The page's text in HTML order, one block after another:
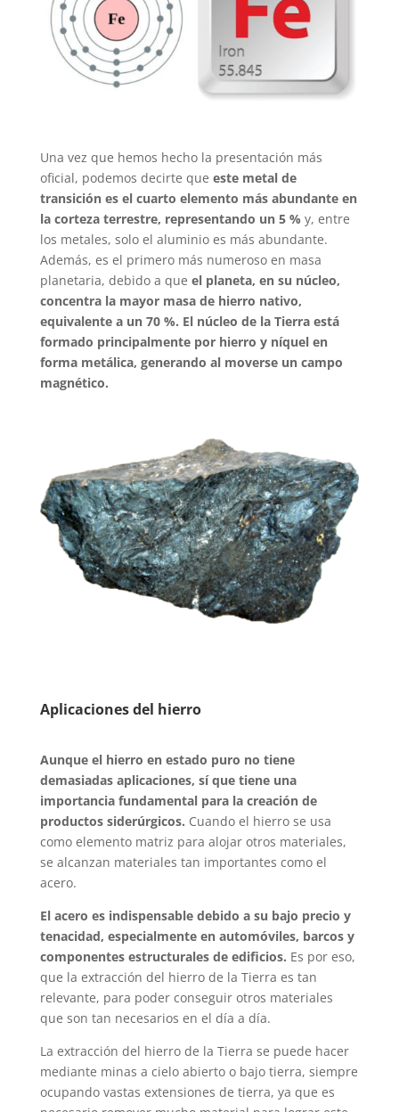
Una vez que hemos hecho la presentación más
oficial, podemos decirte que este metal de
transición es el cuarto elemento más abundante en
la corteza terrestre,​ representando un 5 % y, entre
los metales, solo el aluminio es más abundante.
Además, es el primero más numeroso en masa
planetaria, debido a que el planeta, en su núcleo,
concentra la mayor masa de hierro nativo,
equivalente a un 70 %. El núcleo de la Tierra está
formado principalmente por hierro y níquel en
forma metálica, generando al moverse un campo
magnético.
Aplicaciones del hierro
Aunque el hierro en estado puro no tiene
demasiadas aplicaciones, sí que tiene una
importancia fundamental para la creación de
productos siderúrgicos. Cuando el hierro se usa
como elemento matriz para alojar otros materiales,
se alcanzan materiales tan importantes como el
acero.
El acero es indispensable debido a su bajo precio y
tenacidad, especialmente en automóviles, barcos y
componentes estructurales de edificios. Es por eso,
que la extracción del hierro de la Tierra es tan
relevante, para poder conseguir otros materiales
que son tan necesarios en el día a día.
La extracción del hierro de la Tierra se puede hacer
mediante minas a cielo abierto o bajo tierra, siempre
ocupando vastas extensiones de tierra, ya que es